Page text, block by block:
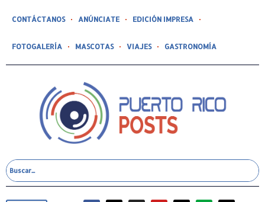
CONTÁCTANOS ANÚNCIATE EDICIÓN IMPRESA
FOTOGALERÍA MASCOTAS VIAJES GASTRONOMÍA